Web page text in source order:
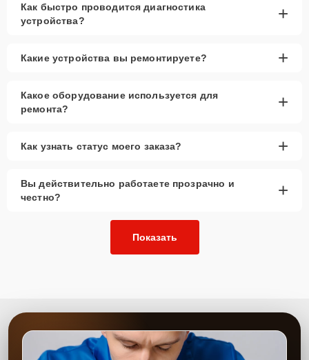
Как быстро проводится диагностика
устройства?
+
Какие устройства вы ремонтируете? +
Какое оборудование используется для
ремонта?
+
Как узнать статус моего заказа? +
Вы действительно работаете прозрачно и
честно?
+
Показать